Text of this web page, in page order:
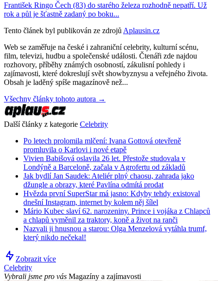
František Ringo Čech (83) do starého železa rozhodně nepatří. Už
rok a půl je šťastně zadaný po boku...
Tento článek byl publikován ze zdrojů Aplausin.cz
Web se zaměřuje na české i zahraniční celebrity, kulturní scénu,
film, televizi, hudbu a společenské události. Čtenáři zde najdou
rozhovory, příběhy známých osobností, zákulisní pohledy i
zajímavosti, které dokreslují svět showbyznysu a veřejného života.
Obsah je laděný spíše magazínově než...
Všechny články tohoto autora →
Další články z kategorie Celebrity
Po letech prolomila mlčení: Ivana Gottová otevřeně
promluvila o Karlovi i nové etapě
Vivien Babišová oslavila 26 let. Přestože studovala v
Londýně a Barceloně, začala v Agrofertu od základů
Jak bydlí Jan Saudek: Ateliér plný chaosu, zahrada jako
džungle a obrazy, které Pavlína odmítá prodat
Hvězda první SuperStar má jasno: Kdyby tehdy existoval
dnešní Instagram, internet by kolem něj šílel
Mário Kubec slaví 62. narozeniny. Prince i vojáka z Chlapců
a chlapů vyměnil za traktory, koně a život na ranči
Nazvali ji hnusnou a starou: Olga Menzelová vytáhla trumf,
který nikdo nečekal!
Zobrazit více
Celebrity
Vybrali jsme pro vás Magazíny a zajímavosti